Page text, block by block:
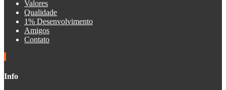
Valores
Qualidade
1% Desenvolvimento
Amigos
Contato
Info